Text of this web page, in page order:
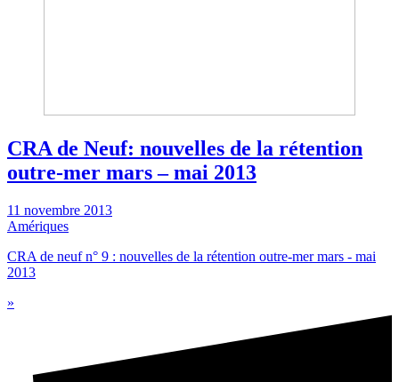
CRA de Neuf: nouvelles de la rétention
outre-mer mars – mai 2013
11 novembre 2013
Amériques
CRA de neuf n° 9 : nouvelles de la rétention outre-mer mars - mai
2013
»